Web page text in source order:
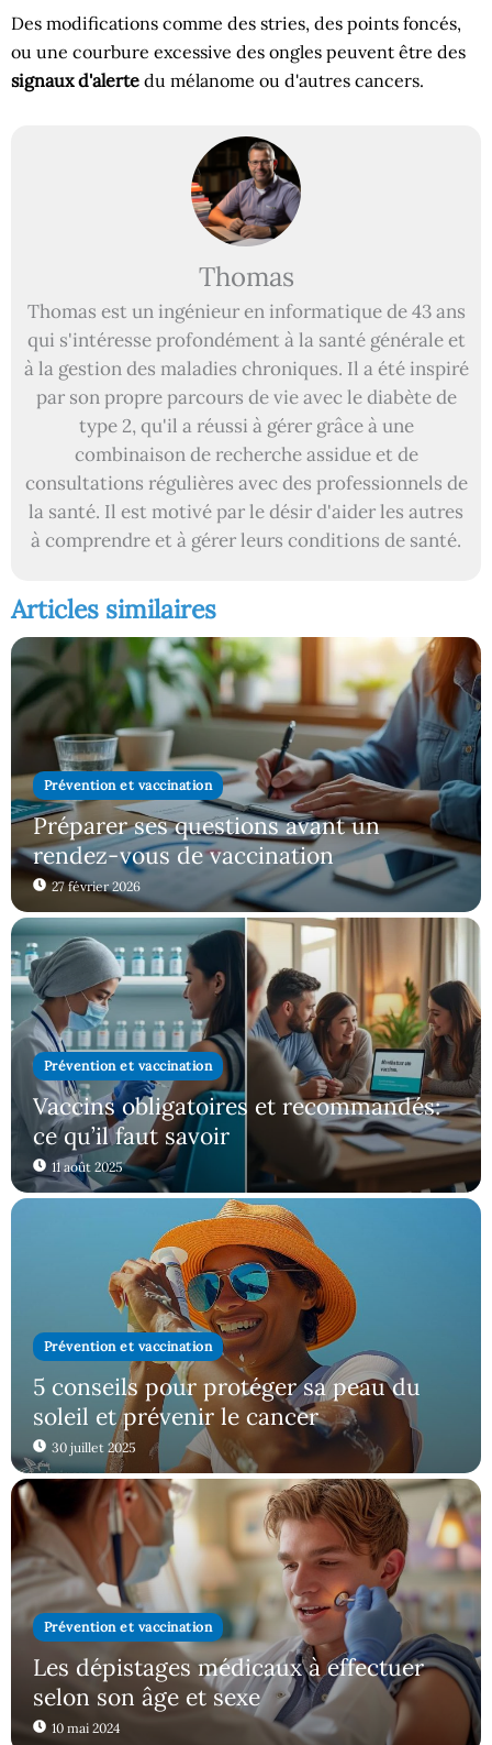
Des modifications comme des stries, des points foncés,
ou une courbure excessive des ongles peuvent être des
signaux d'alerte du mélanome ou d'autres cancers.
Thomas
Thomas est un ingénieur en informatique de 43 ans
qui s'intéresse profondément à la santé générale et
à la gestion des maladies chroniques. Il a été inspiré
par son propre parcours de vie avec le diabète de
type 2, qu'il a réussi à gérer grâce à une
combinaison de recherche assidue et de
consultations régulières avec des professionnels de
la santé. Il est motivé par le désir d'aider les autres
à comprendre et à gérer leurs conditions de santé.
Articles similaires
Prévention et vaccination
Préparer ses questions avant un
rendez-vous de vaccination
27 février 2026
Prévention et vaccination
Vaccins obligatoires et recommandés:
ce qu’il faut savoir
11 août 2025
Prévention et vaccination
5 conseils pour protéger sa peau du
soleil et prévenir le cancer
30 juillet 2025
Prévention et vaccination
Les dépistages médicaux à effectuer
selon son âge et sexe
10 mai 2024